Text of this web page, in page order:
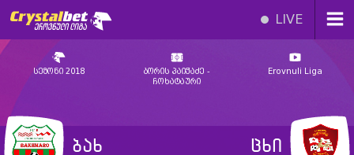
LIVE
სეზონი 2018
ბორის პაიჭაძე -
ჩოხატაური
Erovnuli Liga
ბახ ცხი